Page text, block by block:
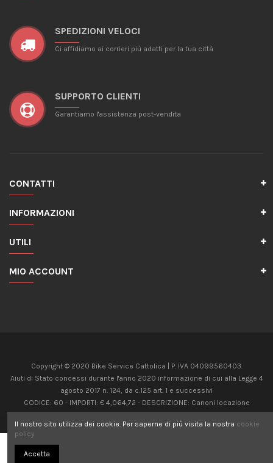
SPEDIZIONI VELOCI
Ci affidiamo ai corrieri più adatti per la tua città
SUPPORTO CLIENTI
Garantiamo l'assistenza post-vendita
CONTATTI
INFORMAZIONI
UTILI
MIO ACCOUNT
Copyright © 2020 Bike Service Cattolica | P. IVA 04099560403.
Aiuti di Stato concessi durante l'anno 2020 informazione di cui alla Legge 4
agosto 2017 n. 124, da c.125 art. 1 e successivi
CODICE: 60 - IMPORTI: € 4,064,72 - DESCRIZIONE: Canoni locazione
CODICE: 20 - IMPORTI: € 8,624,00 - DESCRIZIONE: Contributo Fondo perduto
Il nostro sito utilizza dei cookie. Per saperne di più visita la nostra cookie
policy
Accetta